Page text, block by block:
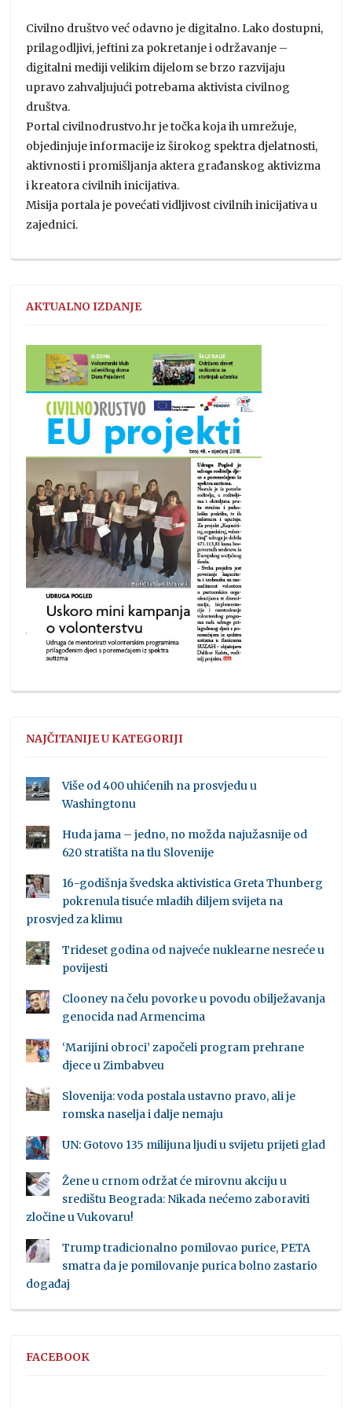
Civilno društvo već odavno je digitalno. Lako dostupni,
prilagodljivi, jeftini za pokretanje i održavanje –
digitalni mediji velikim dijelom se brzo razvijaju
upravo zahvaljujući potrebama aktivista civilnog
društva.
Portal civilnodrustvo.hr je točka koja ih umrežuje,
objedinjuje informacije iz širokog spektra djelatnosti,
aktivnosti i promišljanja aktera građanskog aktivizma
i kreatora civilnih inicijativa.
Misija portala je povećati vidljivost civilnih inicijativa u
zajednici.
AKTUALNO IZDANJE
NAJČITANIJE U KATEGORIJI
Više od 400 uhićenih na prosvjedu u
Washingtonu
Huda jama – jedno, no možda najužasnije od
620 stratišta na tlu Slovenije
16-godišnja švedska aktivistica Greta Thunberg
pokrenula tisuće mladih diljem svijeta na
prosvjed za klimu
Trideset godina od najveće nuklearne nesreće u
povijesti
Clooney na čelu povorke u povodu obilježavanja
genocida nad Armencima
‘Marijini obroci’ započeli program prehrane
djece u Zimbabveu
Slovenija: voda postala ustavno pravo, ali je
romska naselja i dalje nemaju
UN: Gotovo 135 milijuna ljudi u svijetu prijeti glad
Žene u crnom održat će mirovnu akciju u
središtu Beograda: Nikada nećemo zaboraviti
zločine u Vukovaru!
Trump tradicionalno pomilovao purice, PETA
smatra da je pomilovanje purica bolno zastario
događaj
FACEBOOK